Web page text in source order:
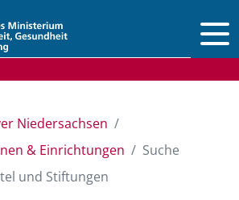
Niedersachsen
& Einrichtungen
Suche
und Stiftungen